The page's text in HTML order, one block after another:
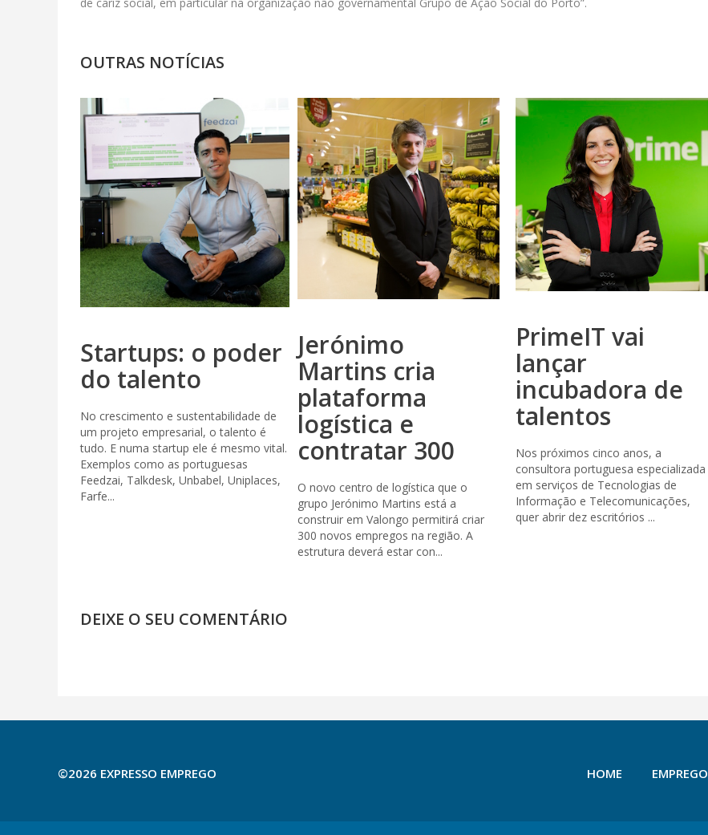
OUTRAS NOTÍCIAS
Startups: o poder
do talento
No crescimento e sustentabilidade de
um projeto empresarial, o talento é
tudo. E numa startup ele é mesmo vital.
Exemplos como as portuguesas
Feedzai, Talkdesk, Unbabel, Uniplaces,
Farfe...
Jerónimo
Martins cria
plataforma
logística e
contratar 300
O novo centro de logística que o
grupo Jerónimo Martins está a
construir em Valongo permitirá criar
300 novos empregos na região. A
estrutura deverá estar con...
PrimeIT vai
lançar
incubadora de
talentos
Nos próximos cinco anos, a
consultora portuguesa especializada
em serviços de Tecnologias de
Informação e Telecomunicações,
quer abrir dez escritórios ...
DEIXE O SEU COMENTÁRIO
©2026 EXPRESSO EMPREGO HOME EMPREGO